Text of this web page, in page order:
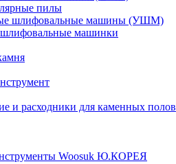
пилы
шлифовальные машины (УШМ)
машинки
и расходники для каменных полов
Woosuk Ю.КОРЕЯ